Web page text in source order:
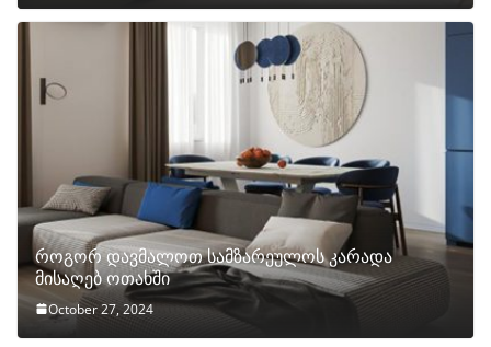
როგორ დავმალოთ სამზარეულოს კარადა
მისაღებ ოთახში
October 27, 2024